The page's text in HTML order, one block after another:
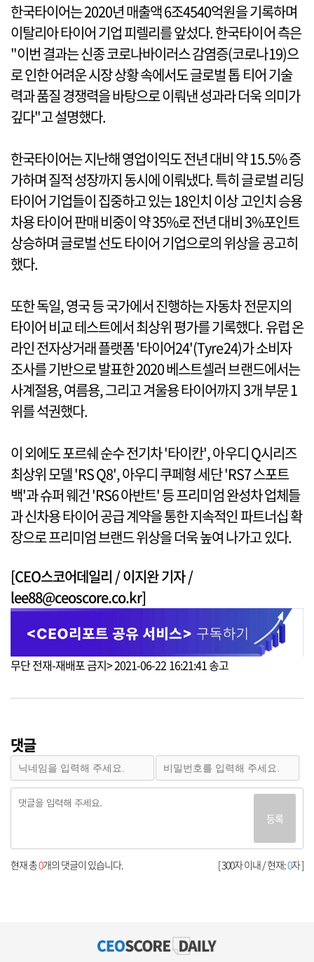
한국타이어는 2020년 매출액 6조4540억원을 기록하며
이탈리아 타이어 기업 피렐리를 앞섰다. 한국타이어 측은
"이번 결과는 신종 코로나바이러스 감염증(코로나19)으
로 인한 어려운 시장 상황 속에서도 글로벌 톱 티어 기술
력과 품질 경쟁력을 바탕으로 이뤄낸 성과라 더욱 의미가
깊다"고 설명했다.
한국타이어는 지난해 영업이익도 전년 대비 약 15.5% 증
가하며 질적 성장까지 동시에 이뤄냈다. 특히 글로벌 리딩
타이어 기업들이 집중하고 있는 18인치 이상 고인치 승용
차용 타이어 판매 비중이 약 35%로 전년 대비 3%포인트
상승하며 글로벌 선도 타이어 기업으로의 위상을 공고히
했다.
또한 독일, 영국 등 국가에서 진행하는 자동차 전문지의
타이어 비교 테스트에서 최상위 평가를 기록했다. 유럽 온
라인 전자상거래 플랫폼 '타이어24'(Tyre24)가 소비자
조사를 기반으로 발표한 2020 베스트셀러 브랜드에서는
사계절용, 여름용, 그리고 겨울용 타이어까지 3개 부문 1
위를 석권했다.
이 외에도 포르쉐 순수 전기차 '타이칸', 아우디 Q시리즈
최상위 모델 'RS Q8', 아우디 쿠페형 세단 'RS7 스포트
백'과 슈퍼 웨건 'RS6 아반트' 등 프리미엄 완성차 업체들
과 신차용 타이어 공급 계약을 통한 지속적인 파트너십 확
장으로 프리미엄 브랜드 위상을 더욱 높여 나가고 있다.
[CEO스코어데일리 / 이지완 기자 /
lee88@ceoscore.co.kr]
무단 전재-재배포 금지> 2021-06-22 16:21:41 송고
댓글
등록
[ 300자 이내 / 현재:0자 ]
현재 총0개의 댓글이 있습니다.